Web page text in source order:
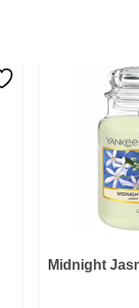
Midnight